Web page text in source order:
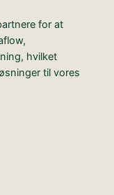
for at
hvilket
til vores